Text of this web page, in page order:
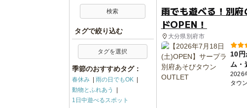
雨でも遊べる！別
ドOPEN！
大分県別府市
10
ム・
2026
タウ
タグで絞り込む
タグを選択
季節のおすすめタグ：
春休み
雨の日でもOK
動物とふれあう
1日中遊べるスポット